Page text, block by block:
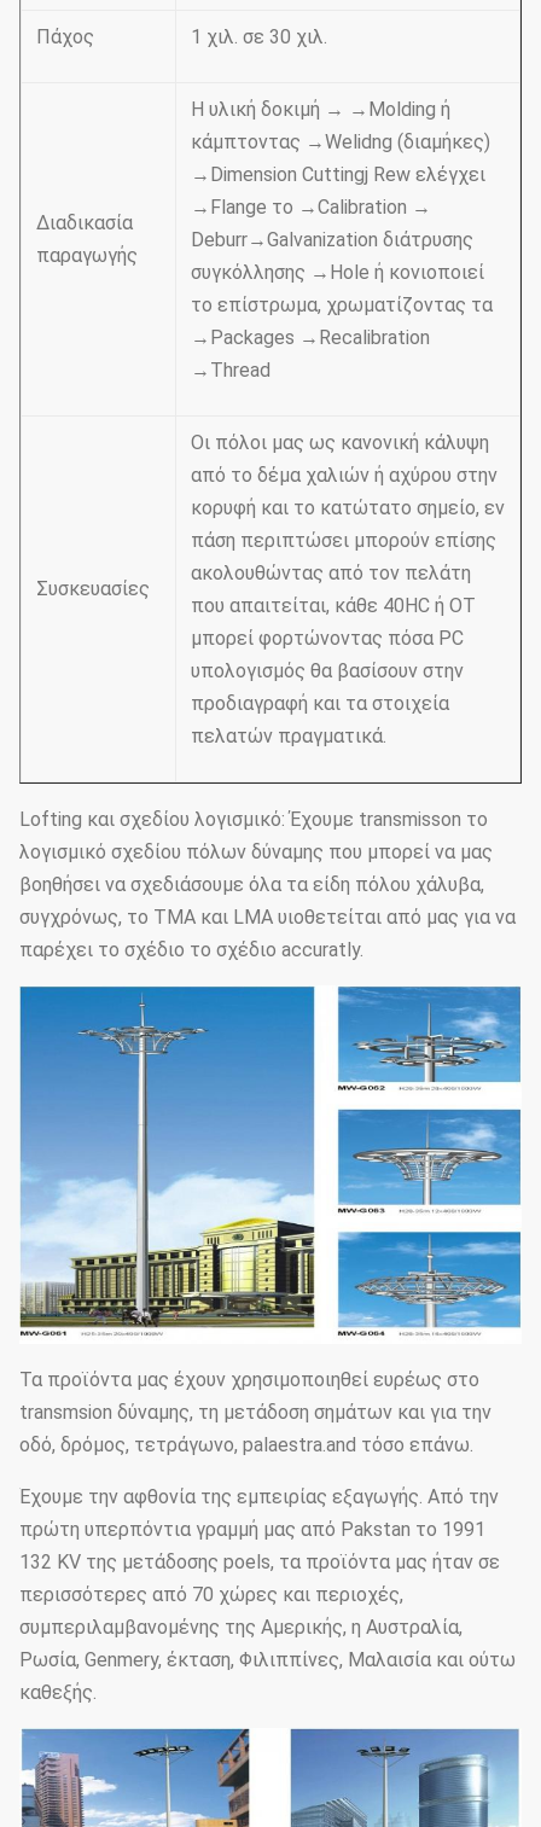
Πάχος 1 χιλ. σε 30 χιλ.
Διαδικασία
παραγωγής
Η υλική δοκιμή → →Molding ή
κάμπτοντας →Welidng (διαμήκες)
→Dimension Cuttingj Rew ελέγχει
→Flange το →Calibration →
Deburr→Galvanization διάτρυσης
συγκόλλησης →Hole ή κονιοποιεί
το επίστρωμα, χρωματίζοντας τα
→Packages →Recalibration
→Thread
Συσκευασίες
Οι πόλοι μας ως κανονική κάλυψη
από το δέμα χαλιών ή αχύρου στην
κορυφή και το κατώτατο σημείο, εν
πάση περιπτώσει μπορούν επίσης
ακολουθώντας από τον πελάτη
που απαιτείται, κάθε 40HC ή OT
μπορεί φορτώνοντας πόσα PC
υπολογισμός θα βασίσουν στην
προδιαγραφή και τα στοιχεία
πελατών πραγματικά.
Lofting και σχεδίου λογισμικό: Έχουμε transmisson το
λογισμικό σχεδίου πόλων δύναμης που μπορεί να μας
βοηθήσει να σχεδιάσουμε όλα τα είδη πόλου χάλυβα,
συγχρόνως, το TMA και LMA υιοθετείται από μας για να
παρέχει το σχέδιο το σχέδιο accuratly.
Τα προϊόντα μας έχουν χρησιμοποιηθεί ευρέως στο
transmsion δύναμης, τη μετάδοση σημάτων και για την
οδό, δρόμος, τετράγωνο, palaestra.and τόσο επάνω.
Έχουμε την αφθονία της εμπειρίας εξαγωγής. Από την
πρώτη υπερπόντια γραμμή μας από Pakstan το 1991
132 KV της μετάδοσης poels, τα προϊόντα μας ήταν σε
περισσότερες από 70 χώρες και περιοχές,
συμπεριλαμβανομένης της Αμερικής, η Αυστραλία,
Ρωσία, Genmery, έκταση, Φιλιππίνες, Μαλαισία και ούτω
καθεξής.